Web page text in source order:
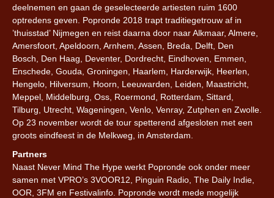
deelnemen en gaan de geselecteerde artiesten ruim 1600
optredens geven. Popronde 2018 trapt traditiegetrouw af in
’thuisstad’ Nijmegen en reist daarna door naar Alkmaar, Almere,
Amersfoort, Apeldoorn, Arnhem, Assen, Breda, Delft, Den
Bosch, Den Haag, Deventer, Dordrecht, Eindhoven, Emmen,
Enschede, Gouda, Groningen, Haarlem, Harderwijk, Heerlen,
Hengelo, Hilversum, Hoorn, Leeuwarden, Leiden, Maastricht,
Meppel, Middelburg, Oss, Roermond, Rotterdam, Sittard,
Tilburg, Utrecht, Wageningen, Venlo, Venray, Zutphen en Zwolle.
Op 23 november wordt de tour spetterend afgesloten met een
groots eindfeest in de Melkweg, in Amsterdam.
Partners
Naast Never Mind The Hype werkt Popronde ook onder meer
samen met VPRO’s 3VOOR12, Pinguin Radio, The Daily Indie,
OOR, 3FM en Festivalinfo. Popronde wordt mede mogelijk